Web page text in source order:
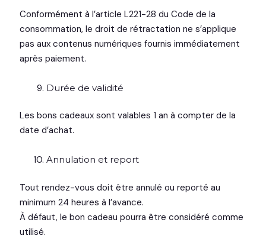
Conformément à l’article L221-28 du Code de la
consommation, le droit de rétractation ne s’applique
pas aux contenus numériques fournis immédiatement
après paiement.
Durée de validité
Les bons cadeaux sont valables 1 an à compter de la
date d’achat.
Annulation et report
Tout rendez-vous doit être annulé ou reporté au
minimum 24 heures à l’avance.
À défaut, le bon cadeau pourra être considéré comme
utilisé.